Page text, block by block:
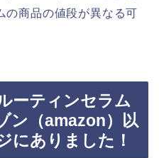
の商品の値段が異なる可
ーティンセラム
ン（amazon）以
にありました！